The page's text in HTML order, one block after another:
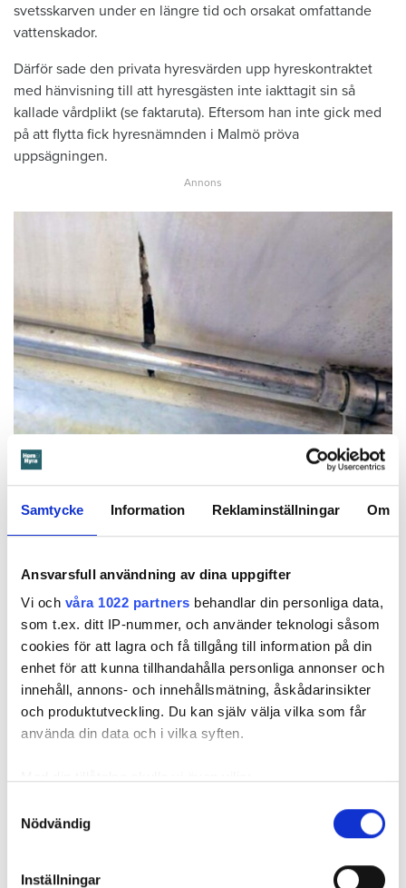
Samtycke Information Reklaminställningar Om
Ansvarsfull användning av dina uppgifter
Vi och våra 1022 partners behandlar din personliga data,
som t.ex. ditt IP-nummer, och använder teknologi såsom
cookies för att lagra och få tillgång till information på din
enhet för att kunna tillhandahålla personliga annonser och
innehåll, annons- och innehållsmätning, åskådarinsikter
och produktutveckling. Du kan själv välja vilka som får
använda din data och i vilka syften.
som kan ha en noggrannhet på upp till flera meter
Nödvändig
Inställningar
svetsskarven under en längre tid och orsakat omfattande
vattenskador.
Därför sade den privata hyresvärden upp hyreskontraktet
med hänvisning till att hyresgästen inte iakttagit sin så
kallade vårdplikt (se faktaruta). Eftersom han inte gick med
på att flytta fick hyresnämnden i Malmö pröva
uppsägningen.
Hyresgästen borde ha upptäckt och larmat om glipan i duschväggen, menar
domstolarna.
han bott där varken gjort några inspektioner eller något
sprickan har kunnat uppstå. Sprickan var heller inte så lätt
att upptäcka, menar han.
Tyckte inte renovering var nödvändig
Värden har en annan uppfattning, och påpekar att företaget
redan 2024 vände sig till hyresgästen med ett erbjudande
om att renovera hela lägenheten. Men då svarade
hyresgästen att både kök och badrum var i funktionellt
Hade hyresgästen redan då varnat om sprickan hade
menar värden.
kontraktet skulle upphöra från sista januari 2026.